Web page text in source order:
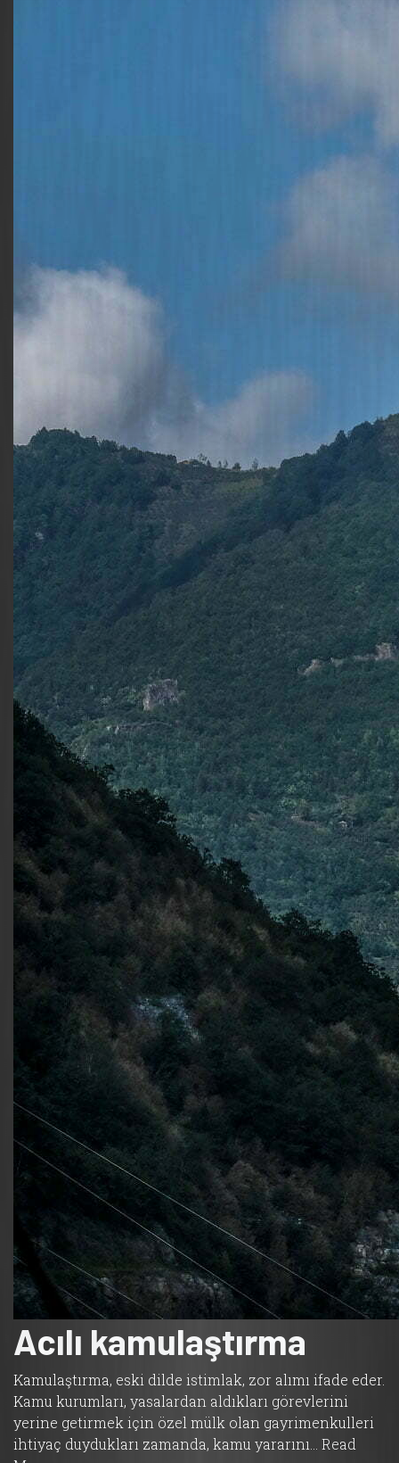
Acılı kamulaştırma
Kamulaştırma, eski dilde istimlak, zor alımı ifade eder.
Kamu kurumları, yasalardan aldıkları görevlerini
yerine getirmek için özel mülk olan gayrimenkulleri
ihtiyaç duydukları zamanda, kamu yararını… Read